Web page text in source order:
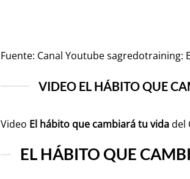
Fuente: Canal Youtube sagredotraining:
VIDEO EL HÁBITO QUE
Video El hábito que cambiará tu vidadel
EL HÁBITO QUE